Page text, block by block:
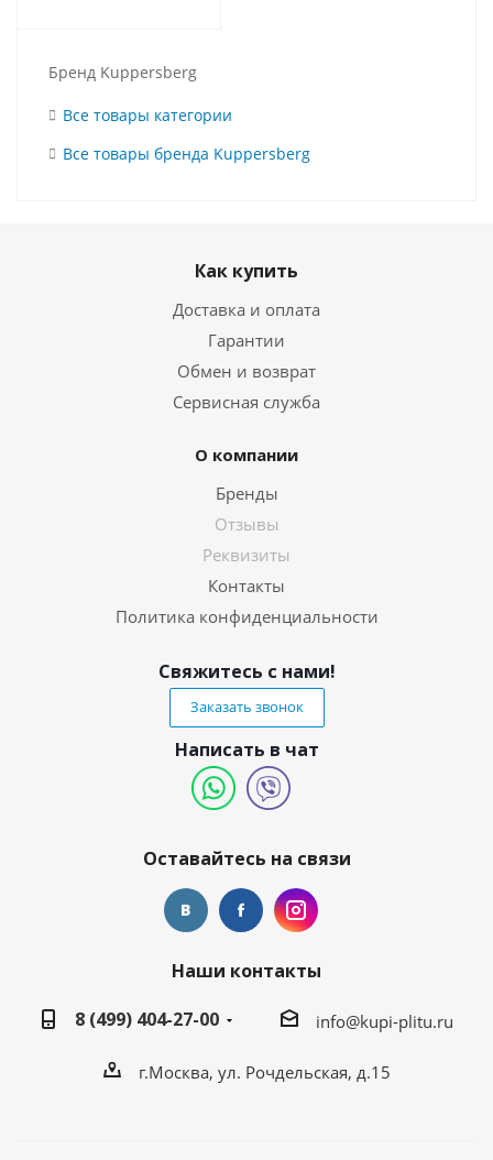
Бренд Kuppersberg
Все товары категории
Все товары бренда Kuppersberg
Как купить
Доставка и оплата
Гарантии
Обмен и возврат
Сервисная служба
О компании
Бренды
Отзывы
Реквизиты
Контакты
Политика конфиденциальности
Свяжитесь с нами!
Заказать звонок
Написать в чат
Оставайтесь на связи
Наши контакты
8 (499) 404-27-00
info@kupi-plitu.ru
г.Москва, ул. Рочдельская, д.15